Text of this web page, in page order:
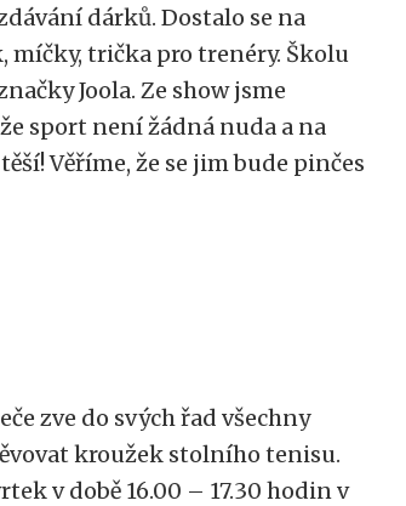
dárků. Dostalo se na
míčky, trička pro trenéry. Školu
Joola. Ze show jsme
sport není žádná nuda a na
Věříme, že se jim bude pinčes
zve do svých řad všechny
kroužek stolního tenisu.
v době 16.00 – 17.30 hodin v